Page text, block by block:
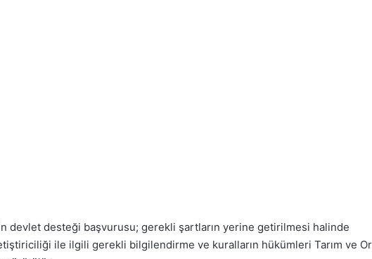
devlet desteği başvurusu; gerekli şartların yerine getirilmesi halinde
ile ilgili gerekli bilgilendirme ve kuralların hükümleri Tarım ve